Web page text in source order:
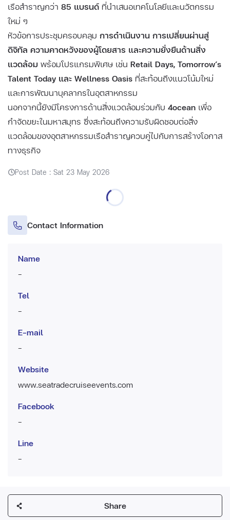
เรือสำราญกว่า 85 แบรนด์ ที่นำเสนอเทคโนโลยีและนวัตกรรม
ใหม่ ๆ
หัวข้อการประชุมครอบคลุม การดำเนินงาน การเปลี่ยนผ่านสู่
ดิจิทัล ความคาดหวังของผู้โดยสาร และความยั่งยืนด้านสิ่ง
แวดล้อม พร้อมโปรแกรมพิเศษ เช่น Retail Days, Tomorrow’s
Talent Today และ Wellness Oasis ที่สะท้อนถึงแนวโน้มใหม่
และการพัฒนาบุคลากรในอุตสาหกรรม
นอกจากนี้ยังมีโครงการด้านสิ่งแวดล้อมร่วมกับ 4ocean เพื่อ
กำจัดขยะในมหาสมุทร ซึ่งสะท้อนถึงความรับผิดชอบต่อสิ่ง
แวดล้อมของอุตสาหกรรมเรือสำราญควบคู่ไปกับการสร้างโอกาส
ทางธุรกิจ
Post Date : Sat 23 May 2026
Contact Information
Name
-
Tel
-
E-mail
-
Website
www.seatradecruiseevents.com
Facebook
-
Line
-
Share